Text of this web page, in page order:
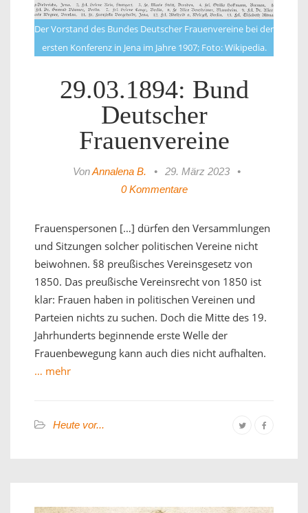
Der Vorstand des Bundes Deutscher Frauenvereine bei der
ersten Konferenz in Jena im Jahre 1907; Foto: Wikipedia.
29.03.1894: Bund
Deutscher
Frauenvereine
VonAnnalena B. • 29. März 2023
•
0 Kommentare
Frauenspersonen […] dürfen den Versammlungen
und Sitzungen solcher politischen Vereine nicht
beiwohnen. §8 preußisches Vereinsgesetz von
1850. Das preußische Vereinsrecht von 1850 ist
klar: Frauen haben in politischen Vereinen und
Parteien nichts zu suchen. Doch die Mitte des 19.
Jahrhunderts beginnende erste Welle der
Frauenbewegung kann auch dies nicht aufhalten.
… mehr
Heute vor...